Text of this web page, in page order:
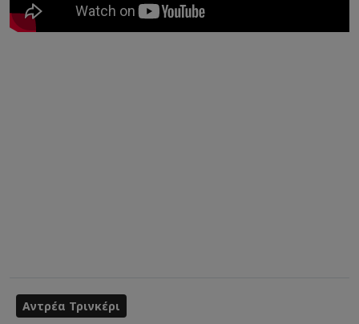
Αντρέα Τρινκέρι